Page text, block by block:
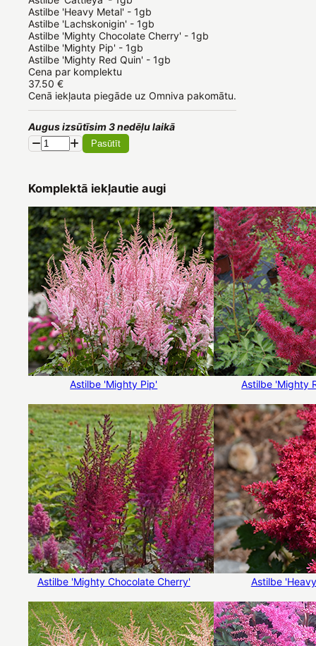
Astilbe 'Heavy Metal' - 1gb
Astilbe 'Lachskonigin' - 1gb
Astilbe 'Mighty Chocolate Cherry' - 1gb
Astilbe 'Mighty Pip' - 1gb
Astilbe 'Mighty Red Quin' - 1gb
Cena par komplektu
37.50 €
Cenā iekļauta piegāde uz Omniva pakomātu.
Augus izsūtīsim 3 nedēļu laikā
Pasūtīt
Komplektā iekļautie augi
Astilbe 'Mighty Pip' Astilbe 'Mighty
Astilbe 'Mighty Chocolate Cherry' Astilbe